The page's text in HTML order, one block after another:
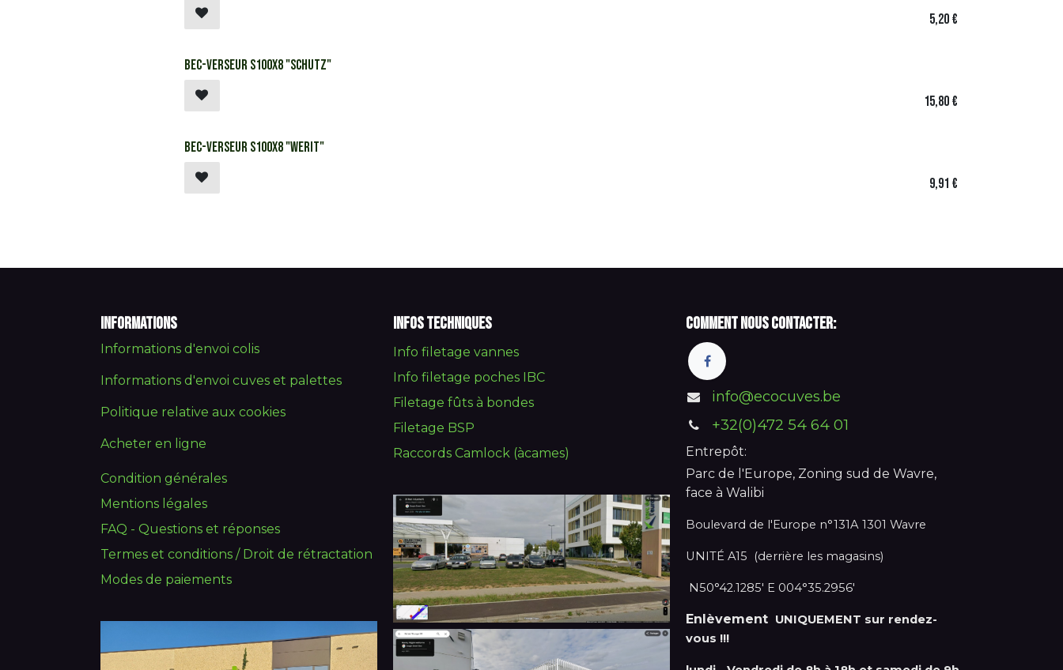
5,20€
Bec-verseur S100x8 "Schutz"
15,80€
Bec-verseur S100x8 "Werit"
9,91 €
Infos techniques
Info filetage vannes
Info filetage poches IBC
Filetage fûts à bondes
Filetage BSP
Raccords Camlock (àcames)
Comment nous contacter:
info@ecocuves.be
+32(0)472 54 64 01
Entrepôt:
Parc de l'Europe, Zoning sud de Wavre,
face à Walibi
Boulevard de l'Europe n°131A 1301 Wavre
UNITÉ A15 (derrière les magasins)
N50°42.1285' E 004°35.2956'
Enlèvement UNIQUEMENT sur rendez-
vous !!!
Informations
Informations d'envoi colis
Informations d'envoi cuves et palettes
Politique relative aux cookies
Acheter en ligne
Condition générales
Mentions légales
FAQ - Questions et réponses
Termes et conditions / Droit de rétractation
Modes de paiements